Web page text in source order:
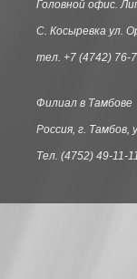
Головной офис.
С. Косыревка ул.
тел. +7 (4742) 76-
Филиал в Тамбове
Россия, г. Тамбов,
Тел. (4752) 49-11-